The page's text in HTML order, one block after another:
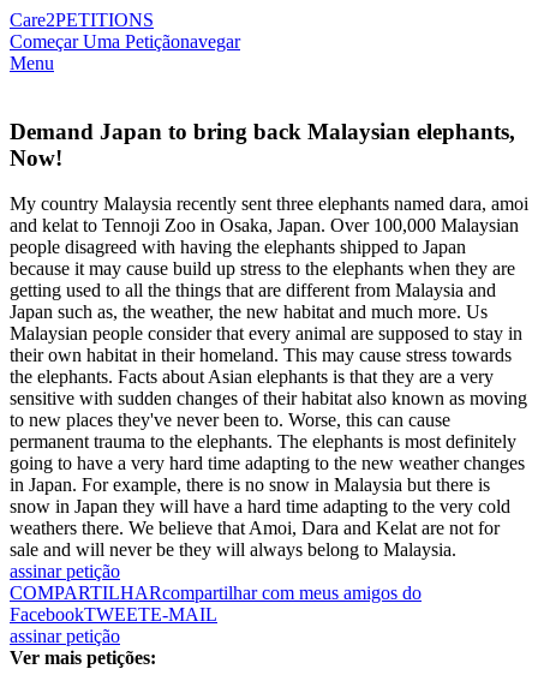
Care2PETITIONS
Começar Uma Petiçãonavegar
Menu
Demand Japan to bring back Malaysian elephants,
Now!
My country Malaysia recently sent three elephants named dara, amoi
and kelat to Tennoji Zoo in Osaka, Japan. Over 100,000 Malaysian
people disagreed with having the elephants shipped to Japan
because it may cause build up stress to the elephants when they are
getting used to all the things that are different from Malaysia and
Japan such as, the weather, the new habitat and much more. Us
Malaysian people consider that every animal are supposed to stay in
their own habitat in their homeland. This may cause stress towards
the elephants. Facts about Asian elephants is that they are a very
sensitive with sudden changes of their habitat also known as moving
to new places they've never been to. Worse, this can cause
permanent trauma to the elephants. The elephants is most definitely
going to have a very hard time adapting to the new weather changes
in Japan. For example, there is no snow in Malaysia but there is
snow in Japan they will have a hard time adapting to the very cold
weathers there. We believe that Amoi, Dara and Kelat are not for
sale and will never be they will always belong to Malaysia.
assinar petição
COMPARTILHARcompartilhar com meus amigos do
FacebookTWEETE-MAIL
assinar petição
Ver mais petições: